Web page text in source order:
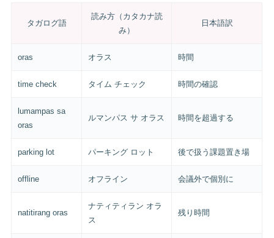
タガログ語
読み方（カタカナ読
み）
日本語訳
oras オラス 時間
time check タイム チェック 時間の確認
lumampas sa
oras
ルマンパス サ オラス 時間を超過する
parking lot パーキング ロット 後で扱う課題置き場
offline オフライン 会議外で個別に
natitirang oras
ナティティラン オラ
ス
残り時間